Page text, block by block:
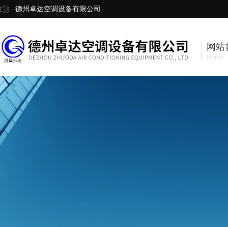
德州卓达空调设备有限公司
网站
Home